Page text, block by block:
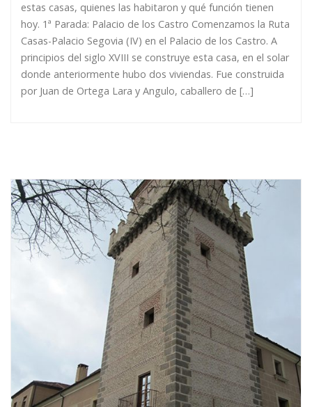
estas casas, quienes las habitaron y qué función tienen
hoy. 1ª Parada: Palacio de los Castro Comenzamos la Ruta
Casas-Palacio Segovia (IV) en el Palacio de los Castro. A
principios del siglo XVIII se construye esta casa, en el solar
donde anteriormente hubo dos viviendas. Fue construida
por Juan de Ortega Lara y Angulo, caballero de […]